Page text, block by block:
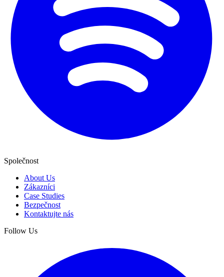
Společnost
About Us
Zákazníci
Case Studies
Bezpečnost
Kontaktujte nás
Follow Us